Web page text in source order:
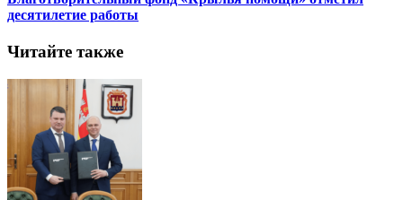
десятилетие работы
Читайте также